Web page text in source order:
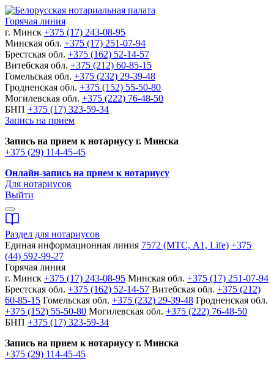
Горячая линия
г. Минск +375 (17) 243-08-95
Минская обл. +375 (17) 251-07-94
Брестская обл. +375 (162) 52-14-57
Витебская обл. +375 (212) 60-85-15
Гомельская обл. +375 (232) 29-39-48
Гродненская обл. +375 (152) 55-50-80
Могилевская обл. +375 (222) 76-48-50
БНП +375 (17) 323-59-34
Запись на прием
Запись на прием к нотариусу г. Минска
+375 (29) 114-45-45
Онлайн-запись на прием к нотариусу
Для нотариусов
Выйти
Раздел для нотариусов
Единая информационная линия 7572 (МТС, A1, Life) +375
(44) 592-99-27
Горячая линия
г. Минск +375 (17) 243-08-95 Минская обл. +375 (17) 251-07-94
Брестская обл. +375 (162) 52-14-57 Витебская обл. +375 (212)
60-85-15 Гомельская обл. +375 (232) 29-39-48 Гродненская обл.
+375 (152) 55-50-80 Могилевская обл. +375 (222) 76-48-50
БНП +375 (17) 323-59-34
Запись на прием к нотариусу г. Минска
+375 (29) 114-45-45